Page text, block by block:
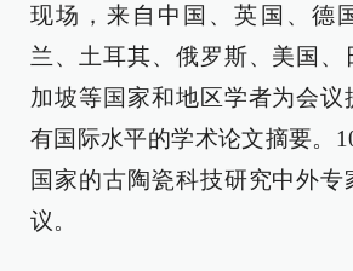
现场，来自中国、英国、德
兰、土耳其、俄罗斯、美国、
加坡等国家和地区学者为会议
有国际水平的学术论文摘要。
国家的古陶瓷科技研究中外专
议。